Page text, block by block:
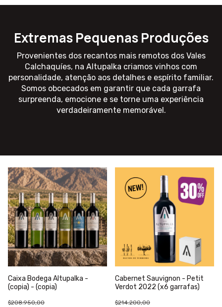
Extremas Pequenas Produções
Provenientes dos recantos mais remotos dos Vales
Calchaquíes, na Altupalka criamos vinhos com
personalidade, atenção aos detalhes e espírito familiar.
Somos obcecados em garantir que cada garrafa
surpreenda, emocione e se torne uma experiência
verdadeiramente memorável.
Caixa Bodega Altupalka -
(copia) - (copia)
$208.950,00
Cabernet Sauvignon - Petit
Verdot 2022 (x6 garrafas)
$214.200,00